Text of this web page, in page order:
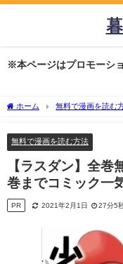
※本ページはプロモーシ
ホーム 無料で漫画を読む
無料で漫画を読む方法
【ラスダン】全巻
巻までコミック一
PR 2021年2月1日 27分5